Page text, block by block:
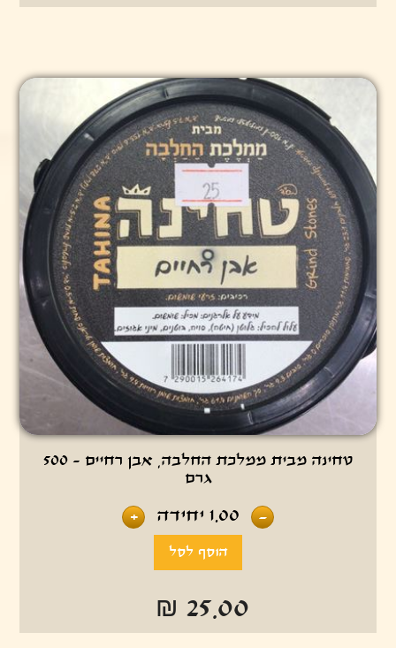
טחינה מבית ממלכת החלבה, אבן רחיים - 500
גרם
-
1.00 יחידה +
₪ 25.00